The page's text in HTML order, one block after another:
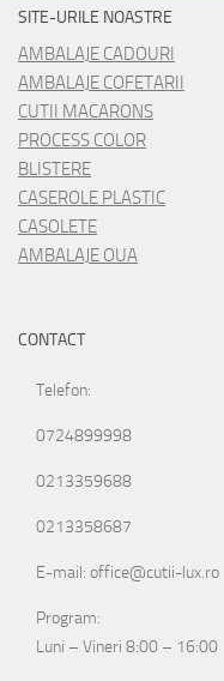
SITE-URILE NOASTRE
AMBALAJE CADOURI
AMBALAJE COFETARII
CUTII MACARONS
PROCESS COLOR
BLISTERE
CASEROLE PLASTIC
CASOLETE
AMBALAJE OUA
CONTACT
Telefon:
0724899998
0213359688
0213358687
E-mail: office@cutii-lux.ro
Program:
Luni – Vineri 8:00 – 16:00